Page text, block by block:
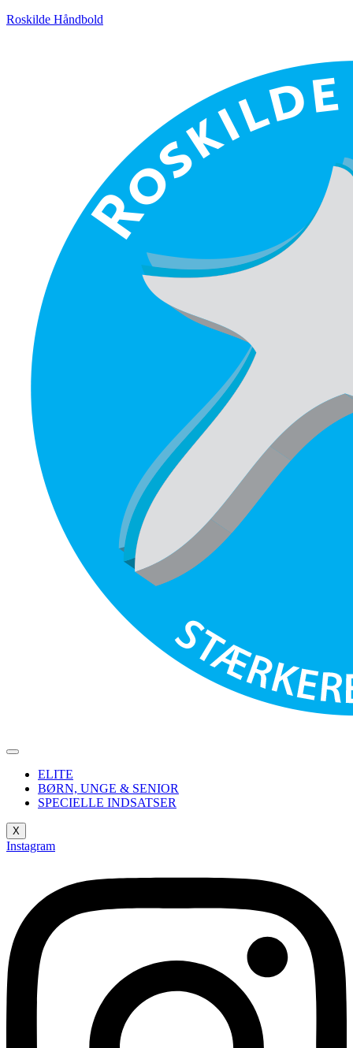
Roskilde Håndbold
ELITE
BØRN, UNGE & SENIOR
SPECIELLE INDSATSER
X
Instagram